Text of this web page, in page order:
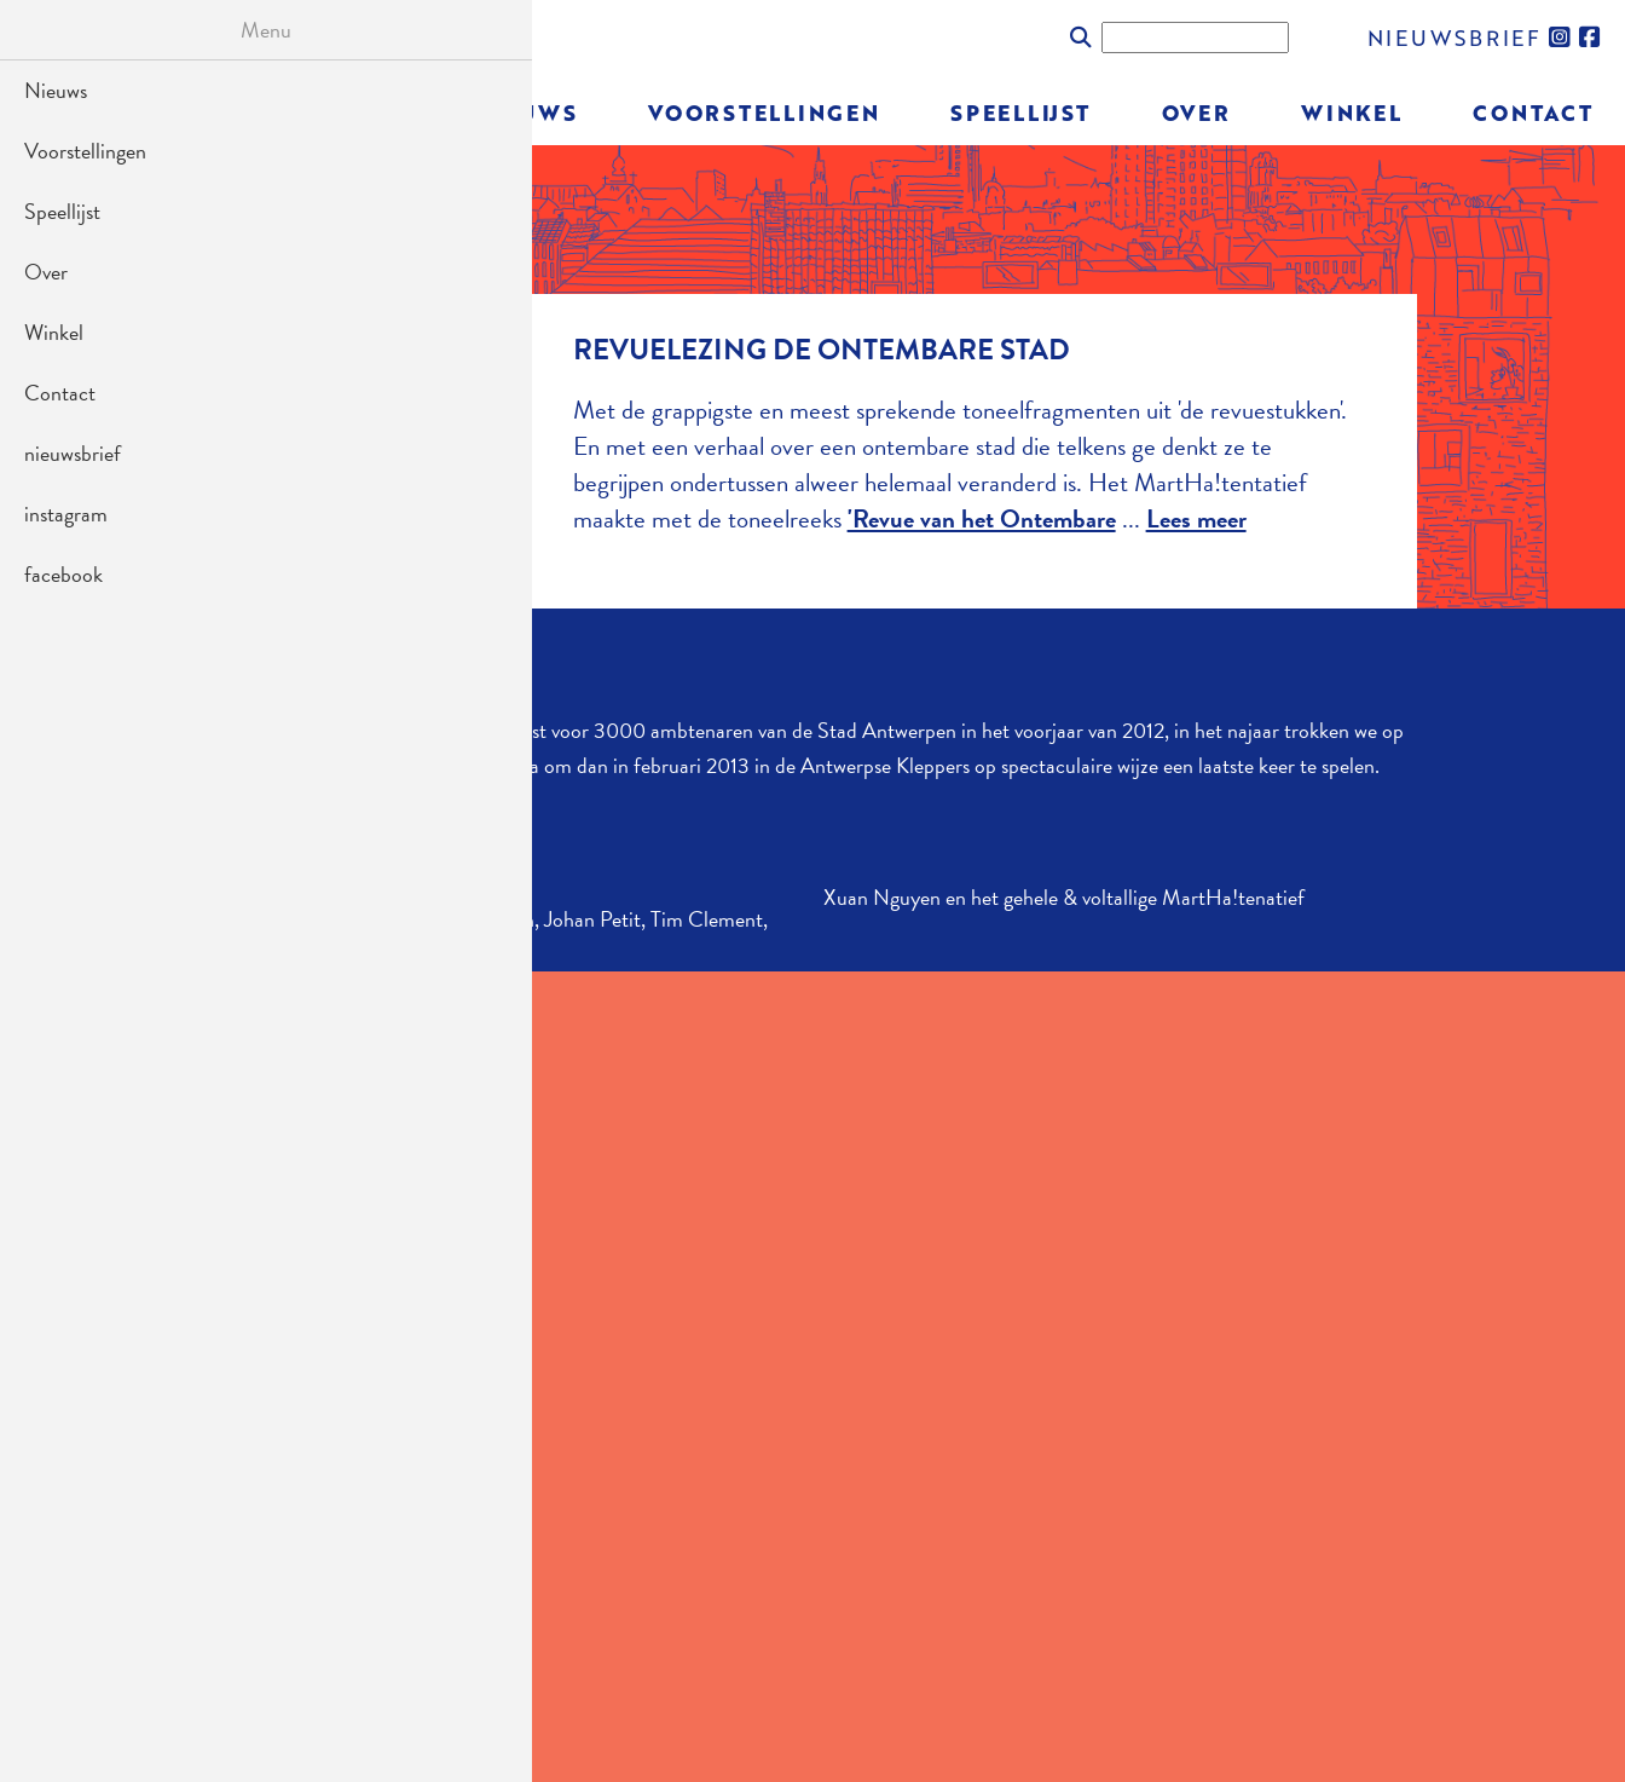
naar
inhoud
SOCIALNIEUWSBRIEF
HOOFDNAVIGATIE
NIEUWS VOORSTELLINGEN SPEELLIJST OVER WINKEL CONTACT
REVUELEZING DE ONTEMBARE STAD
Met de grappigste en meest sprekende toneelfragmenten uit 'de revuestukken'.
En met een verhaal over een ontembare stad die telkens ge denkt ze te
begrijpen ondertussen alweer helemaal veranderd is. Het MartHa!tentatief
maakte met de toneelreeks'Revue van het Ontembare... Lees meer
' eerst voor 3000 ambtenaren van de Stad Antwerpen in het voorjaar van 2012, in het najaar trokken we op
tournee langsheen de Culturele Centra om dan in februari 2013 in de Antwerpse Kleppers opspectaculaire wijzeeen laatste keer te spelen.
een voorstelling van Bart Van Nuffelen, Johan Petit, Tim Clement,
Xuan Nguyen en het gehele & voltallige MartHa!tenatief
Menu
Nieuws
Voorstellingen
Speellijst
Over
Winkel
Contact
nieuwsbrief
instagram
facebook